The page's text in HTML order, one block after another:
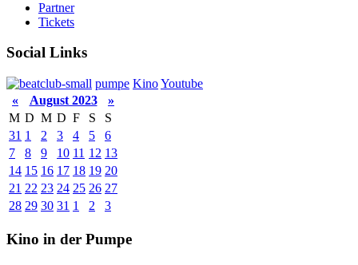
Partner
Tickets
Social Links
pumpe KinoYoutube
«
August 2023
»
M D M D F S
S
31 1 2 3 4 5
6
7
8 9 10 11 12 13
14 15 16 17 18 19 20
21 22 23 24 25 26 27
28 29 30 31 1 2 3
Kino in der Pumpe